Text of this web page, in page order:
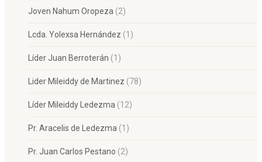
Joven Nahum Oropeza (2)
Lcda. Yolexsa Hernández (1)
Líder Juan Berroterán (1)
Lider Mileiddy de Martinez (78)
Líder Mileiddy Ledezma (12)
Pr. Aracelis de Ledezma (1)
Pr. Juan Carlos Pestano (2)